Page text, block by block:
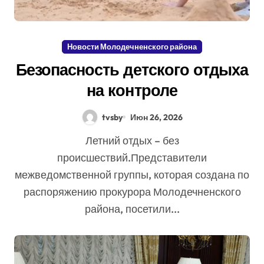
Новости Молодечненского района
Безопасность детского отдыха
на контроле
tvsby Июн 26, 2026
Летний отдых – без
происшествий.Представители
межведомственной группы, которая создана по
распоряжению прокурора Молодечненского
района, посетили...